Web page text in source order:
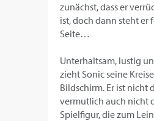
zunächst, dass er
ist, doch dann steht er
Seite…
Unterhaltsam, lustig
zieht Sonic seine
Bildschirm. Er ist nicht
vermutlich auch nicht
Spielfigur, die zum